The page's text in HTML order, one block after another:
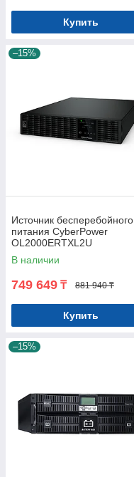
Купить
–15%
Источник бесперебойного
питания CyberPower
OL2000ERTXL2U
В наличии
749 649 ₸ 881 940 ₸
Купить
–15%